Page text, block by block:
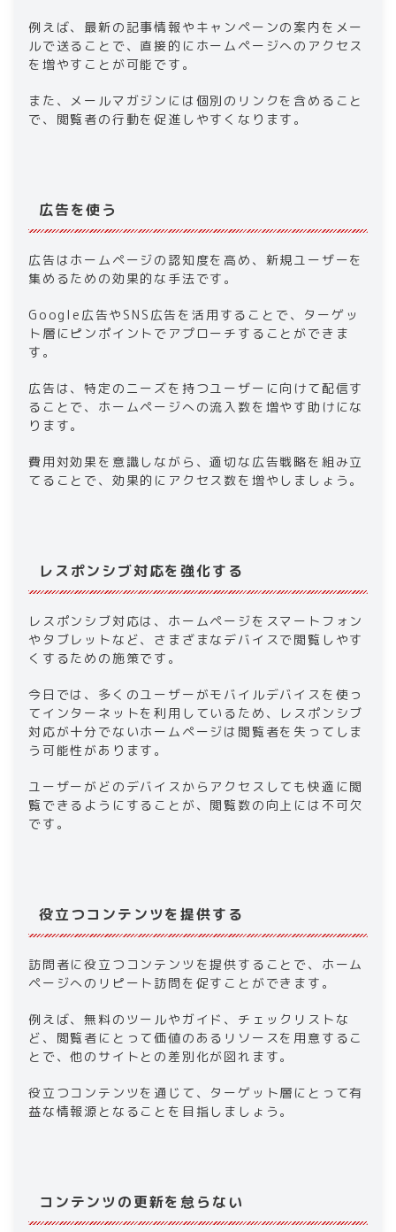
例えば、最新の記事情報やキャンペーンの案内をメー
ルで送ることで、直接的にホームページへのアクセス
を増やすことが可能です。
また、メールマガジンには個別のリンクを含めること
で、閲覧者の行動を促進しやすくなります。
広告を使う
広告はホームページの認知度を高め、新規ユーザーを
集めるための効果的な手法です。
Google広告やSNS広告を活用することで、ターゲッ
ト層にピンポイントでアプローチすることができま
す。
広告は、特定のニーズを持つユーザーに向けて配信す
ることで、ホームページへの流入数を増やす助けにな
ります。
費用対効果を意識しながら、適切な広告戦略を組み立
てることで、効果的にアクセス数を増やしましょう。
レスポンシブ対応を強化する
レスポンシブ対応は、ホームページをスマートフォン
やタブレットなど、さまざまなデバイスで閲覧しやす
くするための施策です。
今日では、多くのユーザーがモバイルデバイスを使っ
てインターネットを利用しているため、レスポンシブ
対応が十分でないホームページは閲覧者を失ってしま
う可能性があります。
ユーザーがどのデバイスからアクセスしても快適に閲
覧できるようにすることが、閲覧数の向上には不可欠
です。
役立つコンテンツを提供する
訪問者に役立つコンテンツを提供することで、ホーム
ページへのリピート訪問を促すことができます。
例えば、無料のツールやガイド、チェックリストな
ど、閲覧者にとって価値のあるリソースを用意するこ
とで、他のサイトとの差別化が図れます。
役立つコンテンツを通じて、ターゲット層にとって有
益な情報源となることを目指しましょう。
コンテンツの更新を怠らない